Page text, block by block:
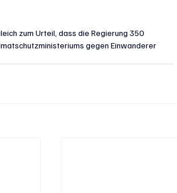
zum Urteil, dass die Regierung 350
gegen Einwanderer